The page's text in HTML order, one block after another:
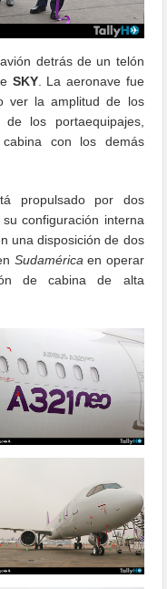
detrás de un telón
SKY. La aeronave fue
ver la amplitud de los
los portaequipajes,
con los demás
propulsado por dos
configuración interna
una disposición de dos
Sudaméricaen operar
de cabina de alta